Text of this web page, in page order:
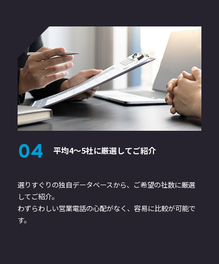
04 平均4～5社に厳選してご紹介
選りすぐりの独自データベースから、ご希望の社数に厳選
してご紹介。
わずらわしい営業電話の心配がなく、容易に比較が可能で
す。